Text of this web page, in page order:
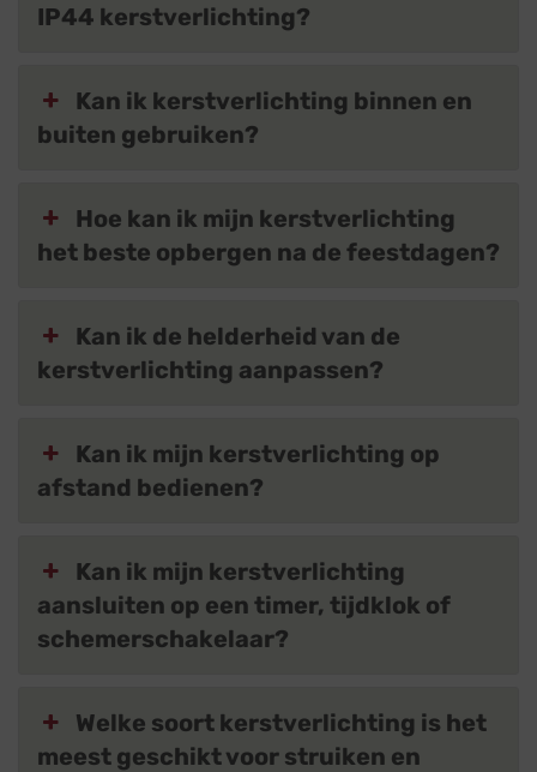
IP44 kerstverlichting?
Kan ik kerstverlichting binnen en
buiten gebruiken?
Hoe kan ik mijn kerstverlichting
het beste opbergen na de feestdagen?
Kan ik de helderheid van de
kerstverlichting aanpassen?
Kan ik mijn kerstverlichting op
afstand bedienen?
Kan ik mijn kerstverlichting
aansluiten op een timer, tijdklok of
schemerschakelaar?
Welke soort kerstverlichting is het
meest geschikt voor struiken en